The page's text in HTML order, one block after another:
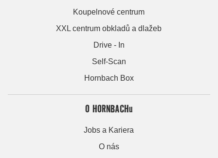
Koupelnové centrum
XXL centrum obkladů a dlažeb
Drive - In
Self-Scan
Hornbach Box
O HORNBACHu
Jobs a Kariera
O nás